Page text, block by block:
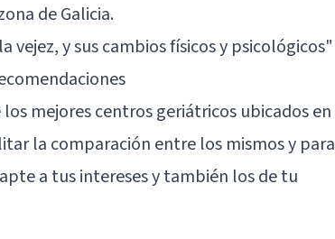
de Galicia.
vejez, y sus cambios físicos y psicológicos"
mejores centros geriátricos ubicados en
la comparación entre los mismos y para
a tus intereses y también los de tu